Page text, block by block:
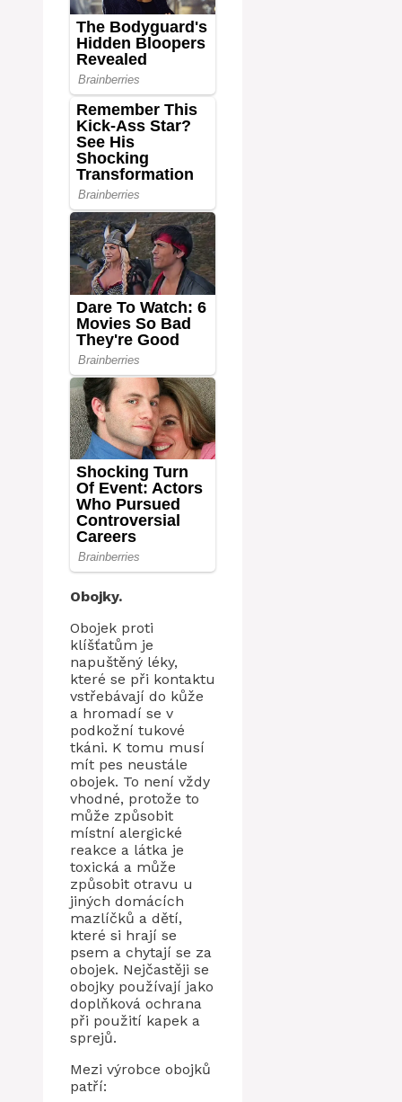
Obojky.
Obojek proti
klíšťatům je
napuštěný léky,
které se při kontaktu
vstřebávají do kůže
a hromadí se v
podkožní tukové
tkáni. K tomu musí
mít pes neustále
obojek. To není vždy
vhodné, protože to
může způsobit
místní alergické
reakce a látka je
toxická a může
způsobit otravu u
jiných domácích
mazlíčků a dětí,
které si hrají se
psem a chytají se za
obojek. Nejčastěji se
obojky používají jako
doplňková ochrana
při použití kapek a
sprejů.
Mezi výrobce obojků
patří: